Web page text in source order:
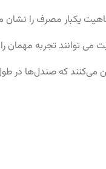
یکبار مصرف را نشان
می توانند تجربه مهمان
می‌کنند که صندل‌ها در